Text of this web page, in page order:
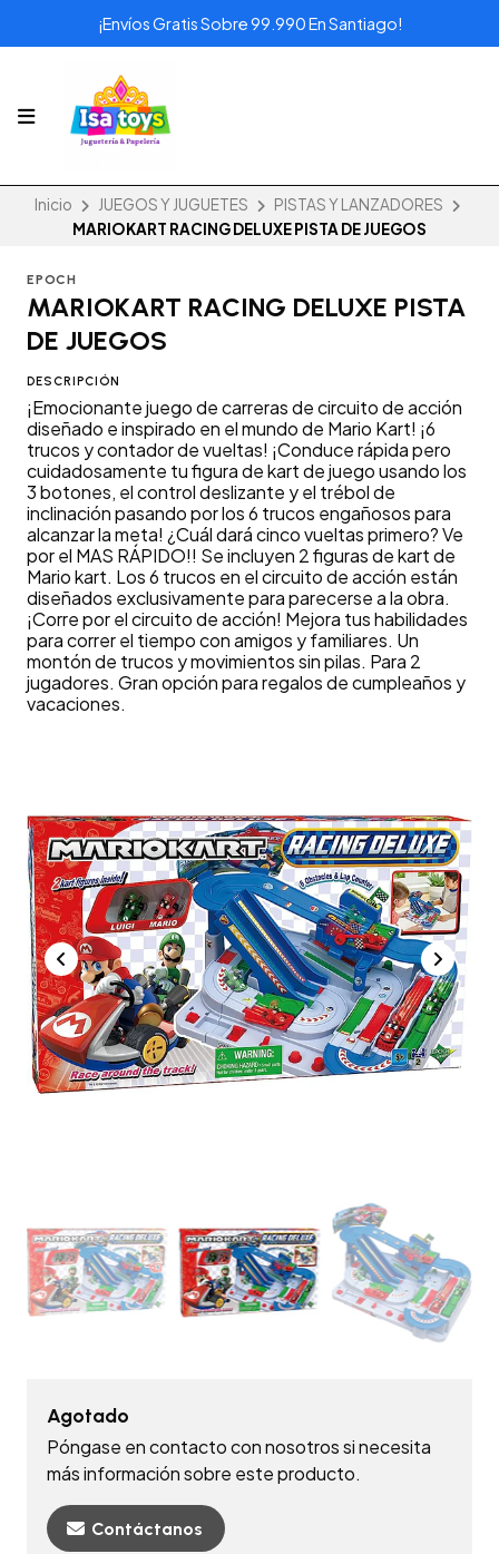
¡Envíos Gratis Sobre 99.990 En Santiago!
Inicio JUEGOS Y JUGUETES
PISTAS Y LANZADORES
MARIOKART RACING DELUXE PISTA DE JUEGOS
EPOCH
MARIOKART RACING DELUXE PISTA
DE JUEGOS
DESCRIPCIÓN
¡Emocionante juego de carreras de circuito de acción
diseñado e inspirado en el mundo de Mario Kart! ¡6
trucos y contador de vueltas! ¡Conduce rápida pero
cuidadosamente tu figura de kart de juego usando los
3 botones, el control deslizante y el trébol de
inclinación pasando por los 6 trucos engañosos para
alcanzar la meta! ¿Cuál dará cinco vueltas primero? Ve
por el MAS RÁPIDO!! Se incluyen 2 figuras de kart de
Mario kart. Los 6 trucos en el circuito de acción están
diseñados exclusivamente para parecerse a la obra.
¡Corre por el circuito de acción! Mejora tus habilidades
para correr el tiempo con amigos y familiares. Un
montón de trucos y movimientos sin pilas. Para 2
jugadores. Gran opción para regalos de cumpleaños y
vacaciones.
Agotado
Póngase en contacto con nosotros si necesita
más información sobre este producto.
Contáctanos